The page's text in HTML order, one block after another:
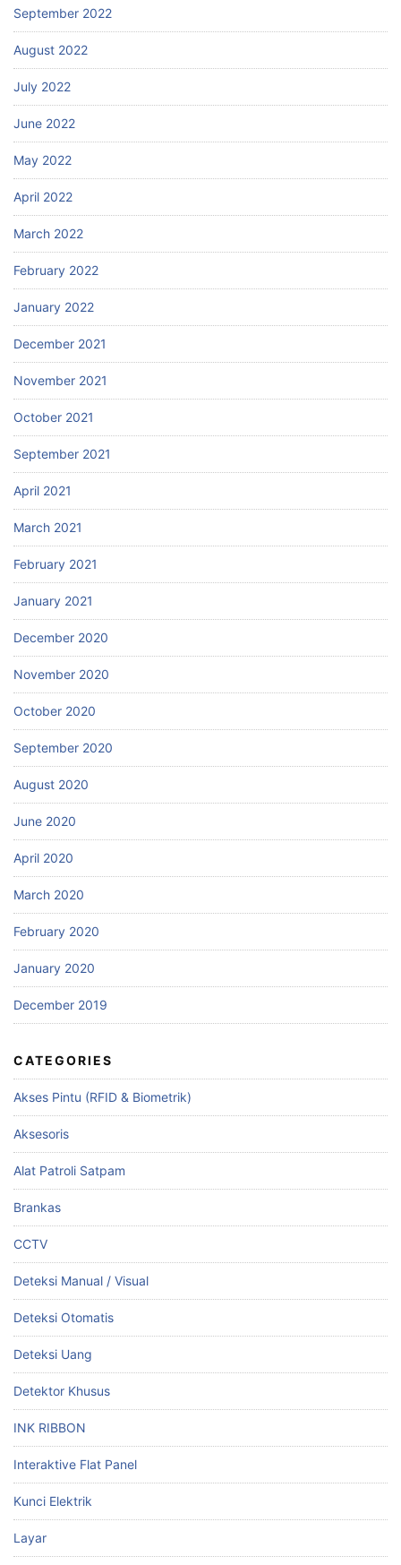
September 2022
August 2022
July 2022
June 2022
May 2022
April 2022
March 2022
February 2022
January 2022
December 2021
November 2021
October 2021
September 2021
April 2021
March 2021
February 2021
January 2021
December 2020
November 2020
October 2020
September 2020
August 2020
June 2020
April 2020
March 2020
February 2020
January 2020
December 2019
CATEGORIES
Akses Pintu (RFID & Biometrik)
Aksesoris
Alat Patroli Satpam
Brankas
CCTV
Deteksi Manual / Visual
Deteksi Otomatis
Deteksi Uang
Detektor Khusus
INK RIBBON
Interaktive Flat Panel
Kunci Elektrik
Layar